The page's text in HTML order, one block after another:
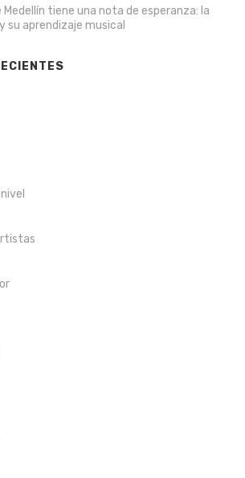
Medellín tiene una nota de esperanza: la
su aprendizaje musical